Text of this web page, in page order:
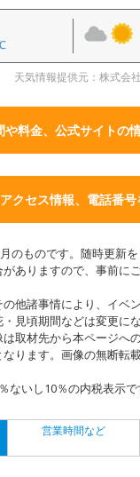
天気情報提供元：株式会
や料金、公式サイトの
クセス情報、電話番号
のものです。随時更新
ありますので、事前に
他諸事情により、イベ
見頃期間などは変更に
取材先から本ページへ
ります。画像の無断転
いし10％の内税表示で
営業時間など